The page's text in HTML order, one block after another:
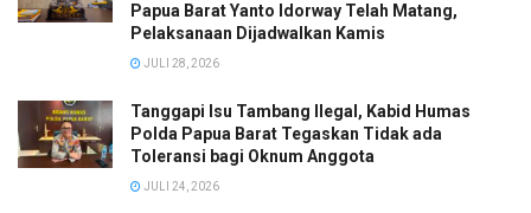
Papua Barat Yanto Idorway Telah Matang,
Pelaksanaan Dijadwalkan Kamis
JULI 28, 2026
Tanggapi Isu Tambang Ilegal, Kabid Humas
Polda Papua Barat Tegaskan Tidak ada
Toleransi bagi Oknum Anggota
JULI 24, 2026